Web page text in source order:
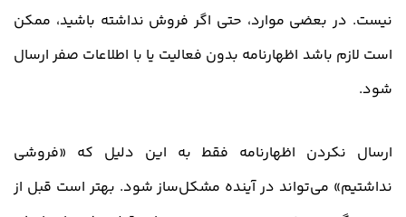
نیست. در بعضی موارد، حتی اگر فروش نداشته باشید، ممکن
است لازم باشد اظهارنامه بدون فعالیت یا با اطلاعات صفر ارسال
شود.
ارسال نکردن اظهارنامه فقط به این دلیل که «فروشی
نداشتیم» می‌تواند در آینده مشکل‌ساز شود. بهتر است قبل از